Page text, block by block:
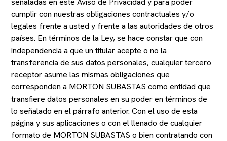
cumplir con nuestras obligaciones contractuales y/o
legales frente a usted y frente a las autoridades de otros
países. En términos de la Ley, se hace constar que con
independencia a que un titular acepte o no la
transferencia de sus datos personales, cualquier tercero
receptor asume las mismas obligaciones que
corresponden a MORTON SUBASTAS como entidad que
transfiere datos personales en su poder en términos de
lo señalado en el párrafo anterior. Con el uso de esta
página y sus aplicaciones o con el llenado de cualquier
formato de MORTON SUBASTAS o bien contratando con